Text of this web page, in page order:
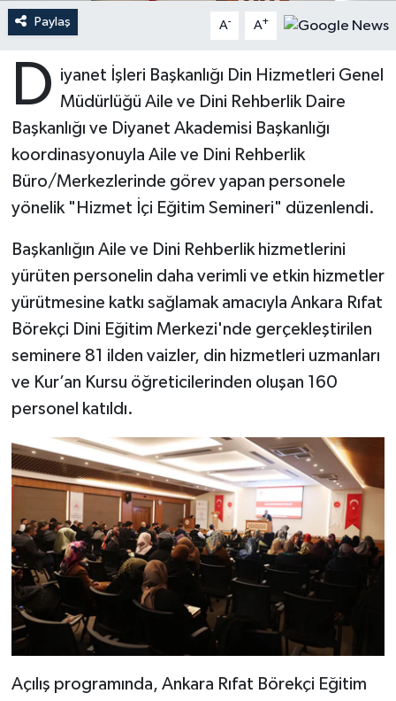
Paylaş A- A+
D iyanet İşleri Başkanlığı Din Hizmetleri Genel
Müdürlüğü Aile ve Dini Rehberlik Daire
Başkanlığı ve Diyanet Akademisi Başkanlığı
koordinasyonuyla Aile ve Dini Rehberlik
Büro/Merkezlerinde görev yapan personele
yönelik "Hizmet İçi Eğitim Semineri" düzenlendi.
Başkanlığın Aile ve Dini Rehberlik hizmetlerini
yürüten personelin daha verimli ve etkin hizmetler
yürütmesine katkı sağlamak amacıyla Ankara Rıfat
Börekçi Dini Eğitim Merkezi'nde gerçekleştirilen
seminere 81 ilden vaizler, din hizmetleri uzmanları
ve Kur’an Kursu öğreticilerinden oluşan 160
personel katıldı.
Açılış programında, Ankara Rıfat Börekçi Eğitim
Bartın Müftülüğü
Batman Müftülüğü
Bayburt Müftülüğü
Bilecik Müftülüğü
Bingöl Müftülüğü
Bitlis Müftülüğü
Bolu Müftülüğü
Burdur Müftülüğü
Bursa Müftülüğü
Çanakkale Müftülüğü
Çankırı Müftülüğü
Çorum Müftülüğü
Denizli Müftülüğü
Diyarbakır Müftülüğü
Ramazan
Sahabeler
Zekat
DEPREM
Dünya
Eğitim
Kültür-Sanat
Aile
Sağlık
Makaleler
Ekonomi
Podcast
Bilim, Teknoloji
Biyografiler
Diyanet TV
İhtida Haberleri